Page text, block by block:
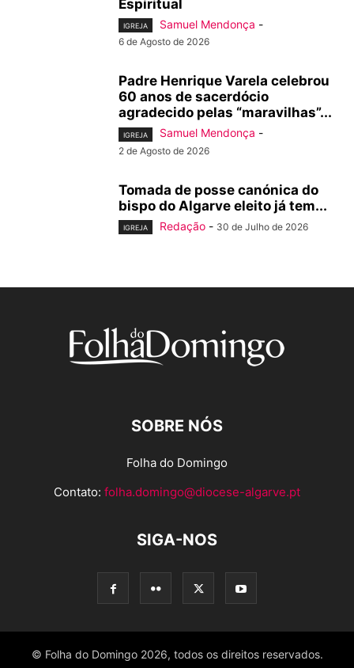
Espiritual
IGREJA Samuel Mendonça -
6 de Agosto de 2026
Padre Henrique Varela celebrou
60 anos de sacerdócio
agradecido pelas “maravilhas”...
IGREJA Samuel Mendonça -
2 de Agosto de 2026
Tomada de posse canónica do
bispo do Algarve eleito já tem...
IGREJA Redação - 30 de Julho de 2026
SOBRE NÓS
Folha do Domingo
Contato: folha.domingo@diocese-algarve.pt
SIGA-NOS
© Folha do Domingo 2026, todos os direitos reservados.